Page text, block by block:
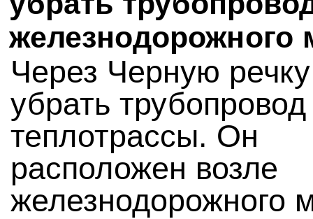
железнодорожного
Через Черную речку
убрать трубопровод
теплотрассы. Он
расположен возле
железнодорожного